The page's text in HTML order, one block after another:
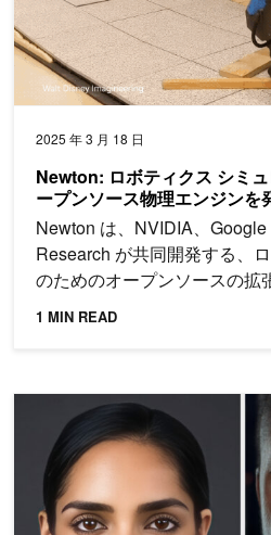
2025 年 3 月 18 日
Newton: ロボティクス シミ
ープンソース物理エンジンを
Newton は、NVIDIA、
Research が共同開発する、
のためのオープンソースの拡
です。
1 MIN READ
2D と 3D のデジタル ヒューマン